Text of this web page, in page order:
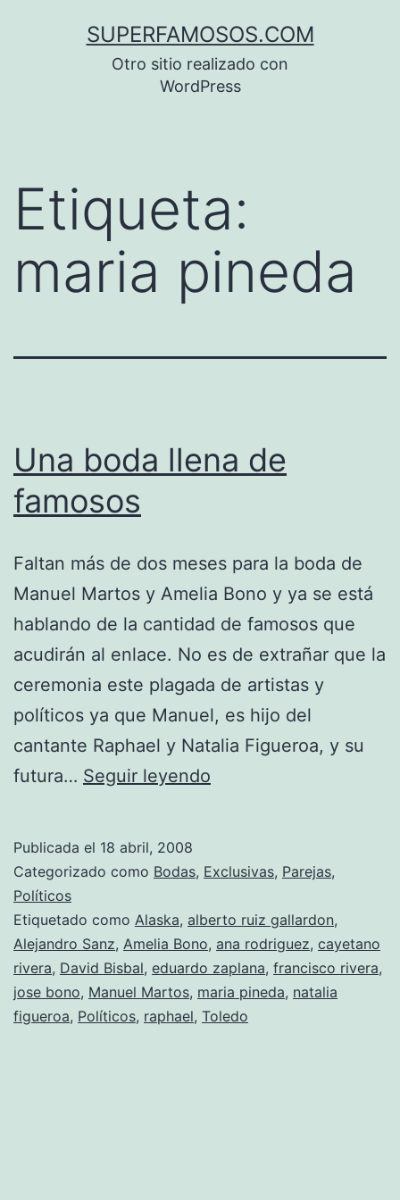
SUPERFAMOSOS.COM
Otro sitio realizado con
WordPress
Etiqueta:
maria pineda
Una boda llena de
famosos
Faltan más de dos meses para la boda de
Manuel Martos y Amelia Bono y ya se está
hablando de la cantidad de famosos que
acudirán al enlace. No es de extrañar que la
ceremonia este plagada de artistas y
políticos ya que Manuel, es hijo del
cantante Raphael y Natalia Figueroa, y su
futura… Seguir leyendo
de
Publicada el 18 abril, 2008
Categorizado como Bodas, Exclusivas, Parejas,
Políticos
Etiquetado como Alaska, alberto ruiz gallardon,
Alejandro Sanz, Amelia Bono, ana rodriguez, cayetano
rivera, David Bisbal, eduardo zaplana, francisco rivera,
jose bono, Manuel Martos, maria pineda, natalia
figueroa, Políticos, raphael, Toledo